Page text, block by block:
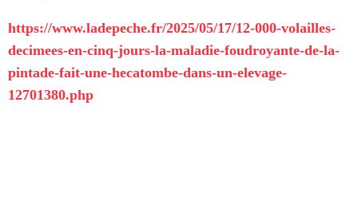
https://www.ladepeche.fr/2025/05/17/12-000-volailles-
decimees-en-cinq-jours-la-maladie-foudroyante-de-la-
pintade-fait-une-hecatombe-dans-un-elevage-
12701380.php